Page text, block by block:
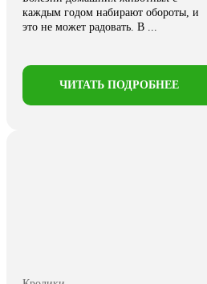
каждым годом набирают обороты, и
это не может радовать. В ...
ЧИТАТЬ ПОДРОБНЕЕ